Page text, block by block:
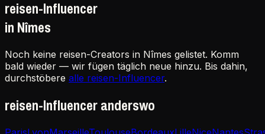
reisen-Influencer
in Nîmes
Noch keine reisen-Creators in Nîmes gelistet. Komm
bald wieder — wir fügen täglich neue hinzu. Bis dahin,
durchstöbere alle reisen-Influencer.
reisen-Influencer anderswo